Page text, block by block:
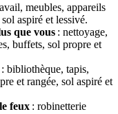
meubles, appareils
aspiré et lessivé.
que vous : nettoyage,
buffets, sol propre et
: bibliothèque, tapis,
et rangée, sol aspiré et
feux : robinetterie